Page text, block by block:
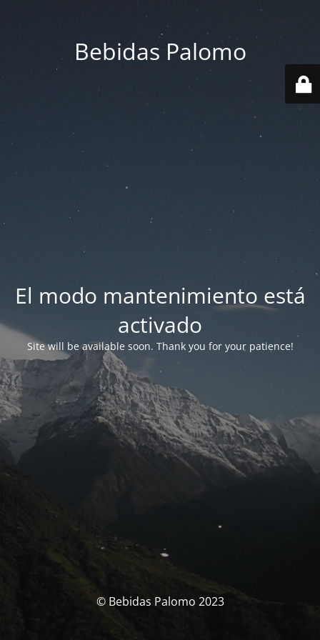
Bebidas Palomo
El modo mantenimiento está
activado
Site will be available soon. Thank you for your patience!
© Bebidas Palomo 2023